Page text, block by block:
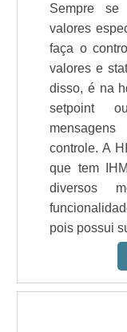
Sempre se
valores
faça o
valores e
disso, é na
setpoint
controle. A
que tem
diversos
pois possui